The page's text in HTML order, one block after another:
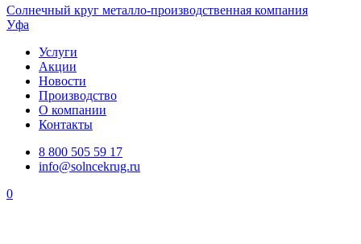
Солнечный круг металло-производственная компания
Уфа
Услуги
Акции
Новости
Производство
О компании
Контакты
8 800 505 59 17
info@solncekrug.ru
0